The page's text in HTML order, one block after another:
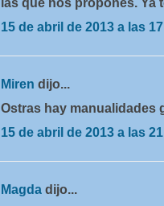
las que nos propones. Ya
15 de abril de 2013 a las
Miren dijo...
Ostras hay manualidades
15 de abril de 2013 a las
Magda dijo...